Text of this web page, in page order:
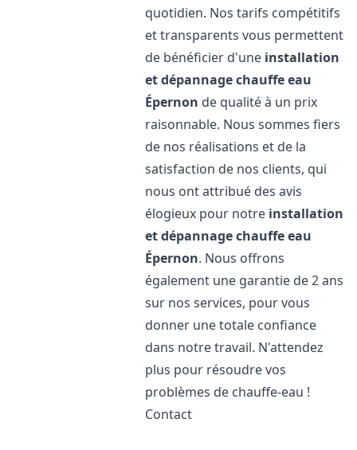
quotidien. Nos tarifs compétitifs
et transparents vous permettent
de bénéficier d'une installation
et dépannage chauffe eau
Épernon de qualité à un prix
raisonnable. Nous sommes fiers
de nos réalisations et de la
satisfaction de nos clients, qui
nous ont attribué des avis
élogieux pour notre installation
et dépannage chauffe eau
Épernon. Nous offrons
également une garantie de 2 ans
sur nos services, pour vous
donner une totale confiance
dans notre travail. N'attendez
plus pour résoudre vos
problèmes de chauffe-eau !
Contact